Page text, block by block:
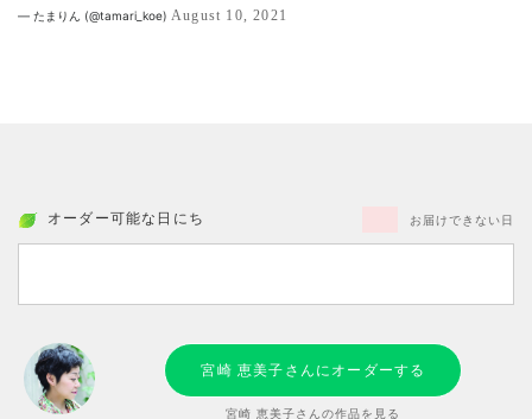
— たまりん (@tamari_koe) August 10, 2021
オーダー可能な日にち お届けできない日
宮崎 恵美子さんにオーダーする
宮崎 恵美子さんの作品を見る